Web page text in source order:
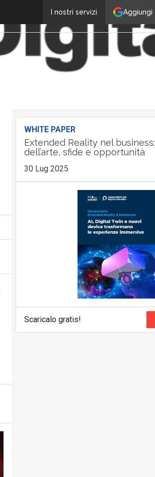
I nostri servizi
WHITE PAPER
Extended Reality nel
dell’arte, sfide e opportunità
30 Lug 2025
Scaricalo gratis!